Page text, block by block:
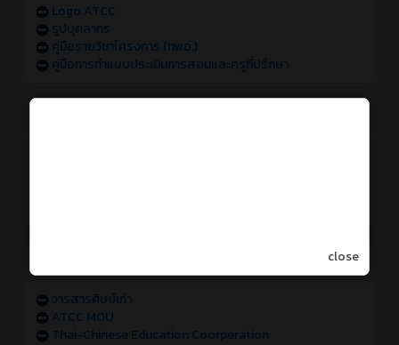
Logo ATCC
รูปบุคลากร
คู่มือรายวิชาโครงการ (ทพอ.)
คู่มือการทำแบบประเมินการสอนและครูที่ปรึกษา
วารสารศิษย์เก่า
ATCC MOU
Thai-Chinese Education Coorperation
close